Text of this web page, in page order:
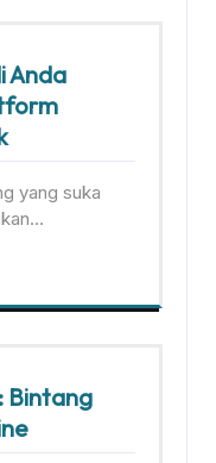
Anda
yang suka
Bintang